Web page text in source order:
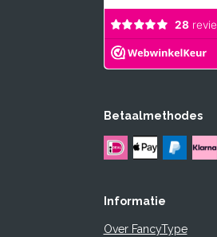
Betaalmethodes
Informatie
Over FancyType